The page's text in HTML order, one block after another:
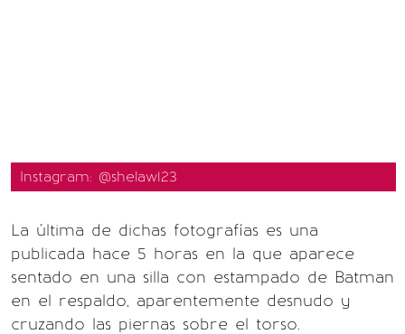
Instagram: @shelaw123
La última de dichas fotografías es una
publicada hace 5 horas en la que aparece
sentado en una silla con estampado de Batman
en el respaldo, aparentemente desnudo y
cruzando las piernas sobre el torso.